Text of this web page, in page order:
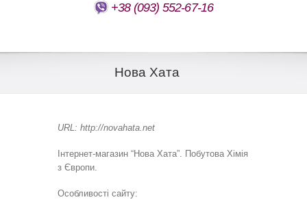
+38 (093) 552-67-16
Нова Хата
URL: http://novahata.net
Інтернет-магазин “Нова Хата”. Побутова Хімія
з Європи.
Особливості сайту: